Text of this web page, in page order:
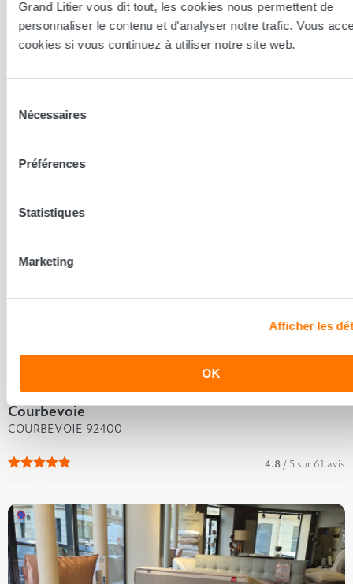
Grand Litier vous dit tout, les cookies nous permettent de
personnaliser le contenu et d'analyser notre trafic. Vous
cookies si vous continuez à utiliser notre site web.
Nécessaires
Préférences
Statistiques
Marketing
Afficher les
OK
Orgeval
Courbevoie
COURBEVOIE 92400
4.8 / 5 sur 61 avis